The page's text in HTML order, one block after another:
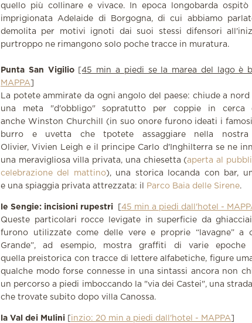
quello più collinare e vivace. In epoca longobarda
imprigionata Adelaide di Borgogna, di cui abbiamo
demolita per motivi ignoti dai suoi stessi difensori
purtroppo ne rimangono solo poche tracce in muratura.
Punta San Vigilio
[45 min a piedi se la marea del lago è
MAPPA
La potete ammirate da ogni angolo del paese: chiude a
una meta "d'obbligo" sopratutto per coppie in cerca
anche Winston Churchill (in suo onore furono ideati i
burro e uvetta che tpotete assaggiare nella
Olivier, Vivien Leigh e il principe Carlo d'Inghilterra se ne
una meravigliosa villa privata, una chiesetta (aperta al
celebrazione del mattino), una storica locanda con bar,
e una spiaggia privata attrezzata: il
Parco Baia delle Sirene.
le Sengie: incisioni rupestri 45 min a piedi dall'hotel -
Queste particolari rocce levigate in superficie da
furono utilizzate come delle vere e proprie “lavagne” a
Grande”, ad esempio, mostra graffiti di varie
quella preistorica con tracce di lettere alfabetiche, figure
qualche modo forse connesse in una sintassi ancora non
un percorso a piedi imboccando la "via dei Castei", una
che trovate subito dopo villa Canossa.
la Val dei Mulini inzio: 20 min a piedi dall'hotel - MAPPA